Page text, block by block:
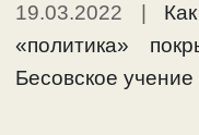
19.03.2022
«политика»
Бесовское